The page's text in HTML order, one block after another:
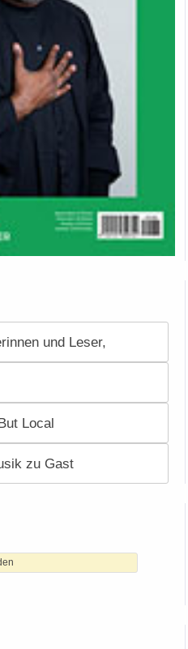
und Leser,
Local
zu Gast